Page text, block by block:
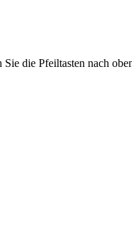
die Pfeiltasten nach